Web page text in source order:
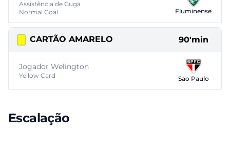
Assistência de Guga
Normal Goal
Fluminense
CARTÃO AMARELO 90'min
Jogador Welington
Yellow Card Sao Paulo
Escalação